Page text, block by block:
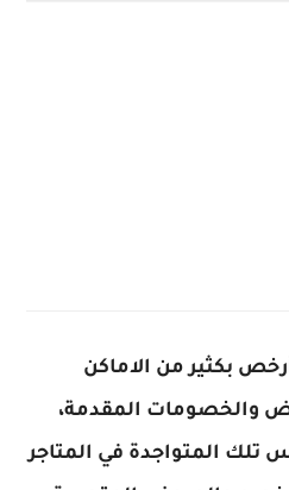
بكثير من الاماكن
والخصومات المقدمة،
تلك المتواجدة في المتاجر